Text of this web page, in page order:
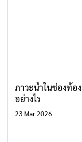
ภาวะน้ำในช่องท้อ
อย่างไร
23 Mar 2026